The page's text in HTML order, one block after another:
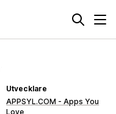
Utvecklare
APPSYL.COM - Apps You
Love